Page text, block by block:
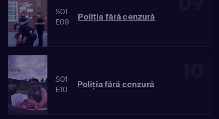
S01
E09
Poliția fără cenzură
S01
E10
Poliția fără cenzură